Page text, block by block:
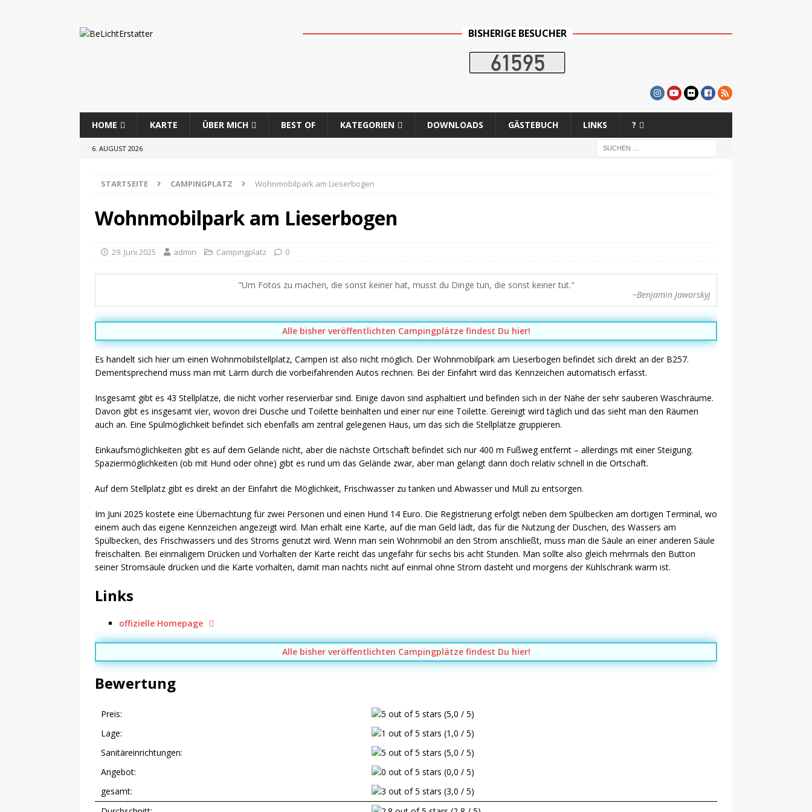
BISHERIGE BESUCHER
HOME KARTE ÜBER MICH BEST OF KATEGORIEN DOWNLOADS GÄSTEBUCH LINKS ?
6. AUGUST 2026
STARTSEITE CAMPINGPLATZ Wohnmobilpark am Lieserbogen
Wohnmobilpark am Lieserbogen
29. Juni 2025 admin Campingplatz 0
Um Fotos zu machen, die sonst keiner hat, musst du Dinge tun, die sonst keiner tut.
~Benjamin Jaworskyj
Alle bisher veröffentlichten Campingplätze findest Du hier!
Es handelt sich hier um einen Wohnmobilstellplatz, Campen ist also nicht möglich. Der Wohnmobilpark am Lieserbogen befindet sich direkt an der B257.
Dementsprechend muss man mit Lärm durch die vorbeifahrenden Autos rechnen. Bei der Einfahrt wird das Kennzeichen automatisch erfasst.
Insgesamt gibt es 43 Stellplätze, die nicht vorher reservierbar sind. Einige davon sind asphaltiert und befinden sich in der Nähe der sehr sauberen Waschräume.
Davon gibt es insgesamt vier, wovon drei Dusche und Toilette beinhalten und einer nur eine Toilette. Gereinigt wird täglich und das sieht man den Räumen
auch an. Eine Spülmöglichkeit befindet sich ebenfalls am zentral gelegenen Haus, um das sich die Stellplätze gruppieren.
Einkaufsmöglichkeiten gibt es auf dem Gelände nicht, aber die nächste Ortschaft befindet sich nur 400 m Fußweg entfernt – allerdings mit einer Steigung.
Spaziermöglichkeiten (ob mit Hund oder ohne) gibt es rund um das Gelände zwar, aber man gelangt dann doch relativ schnell in die Ortschaft.
Auf dem Stellplatz gibt es direkt an der Einfahrt die Möglichkeit, Frischwasser zu tanken und Abwasser und Müll zu entsorgen.
Im Juni 2025 kostete eine Übernachtung für zwei Personen und einen Hund 14 Euro. Die Registrierung erfolgt neben dem Spülbecken am dortigen Terminal, wo
einem auch das eigene Kennzeichen angezeigt wird. Man erhält eine Karte, auf die man Geld lädt, das für die Nutzung der Duschen, des Wassers am
Spülbecken, des Frischwassers und des Stroms genutzt wird. Wenn man sein Wohnmobil an den Strom anschließt, muss man die Säule an einer anderen Säule
freischalten. Bei einmaligem Drücken und Vorhalten der Karte reicht das ungefähr für sechs bis acht Stunden. Man sollte also gleich mehrmals den Button
seiner Stromsäule drücken und die Karte vorhalten, damit man nachts nicht auf einmal ohne Strom dasteht und morgens der Kühlschrank warm ist.
Links
offizielle Homepage
Alle bisher veröffentlichten Campingplätze findest Du hier!
Bewertung
Preis:
(5,0 / 5)
Lage:
(1,0 / 5)
Sanitäreinrichtungen:
(5,0 / 5)
Angebot:
(0,0 / 5)
gesamt:
(3,0 / 5)